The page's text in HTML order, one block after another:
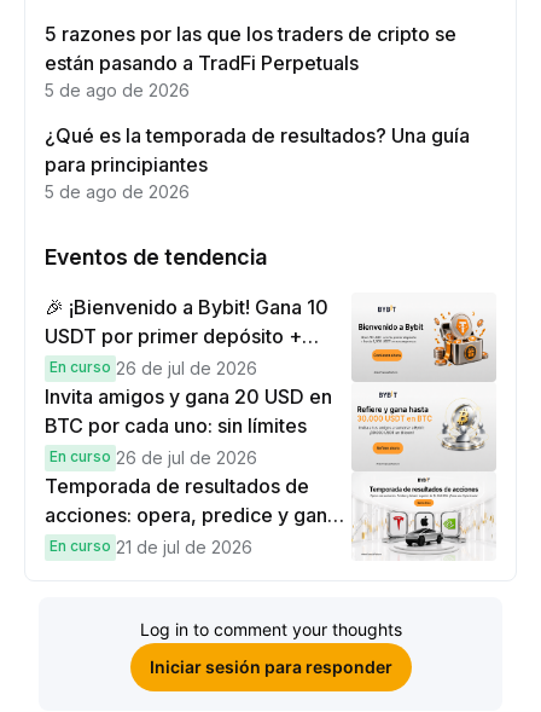
5 razones por las que los traders de cripto se
están pasando a TradFi Perpetuals
5 de ago de 2026
¿Qué es la temporada de resultados? Una guía
para principiantes
5 de ago de 2026
Eventos de tendencia
🎉 ¡Bienvenido a Bybit! Gana 10
USDT por primer depósito +
hasta 9,999 USDT en
recompensas
En curso 26 de jul de 2026
Invita amigos y gana 20 USD en
BTC por cada uno: sin límites
En curso 26 de jul de 2026
Temporada de resultados de
acciones: opera, predice y gana
una Cybertruck.
En curso 21 de jul de 2026
Log in to comment your thoughts
Iniciar sesión para responder